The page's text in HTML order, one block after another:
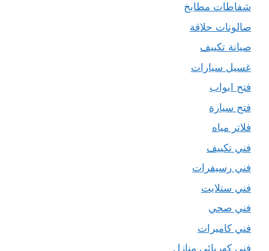
شفاطات مطابخ
صالونات حلاقة
صيانة تكييف
غسيل سيارات
فتح ابواب
فتح سيارة
فلاتر مياه
فني تكييف
فني رسيفرات
فني ستلايت
فني صحي
فني كاميرات
فني كهربائي منازل